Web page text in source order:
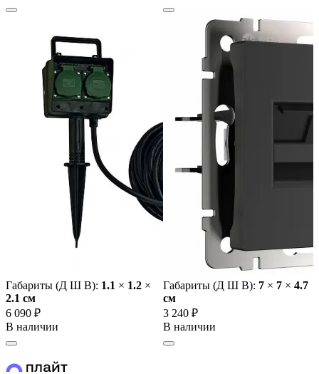
Габариты (Д Ш В): 1.1 × 1.2 ×
2.1 cм
6 090 ₽
В наличии
Габариты (Д Ш В): 7 × 7 × 4.7
cм
3 240 ₽
В наличии